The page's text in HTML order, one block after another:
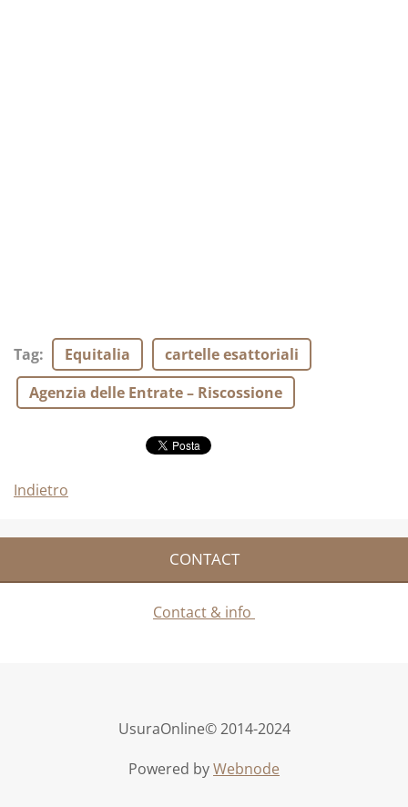
Tag: Equitalia
cartelle esattoriali
Agenzia delle Entrate – Riscossione
Indietro
CONTACT
Contact & info
UsuraOnline© 2014-2024
Powered byWebnode